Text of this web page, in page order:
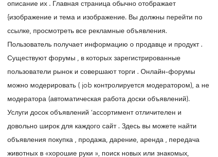
описание их . Главная страница обычно отображает
{изображение и тема и изображение. Вы должны перейти по
ссылке, просмотреть все рекламные объявления.
Пользователь получает информацию о продавце и продукт .
Существуют форумы , в которых зарегистрированные
пользователи рынок и совершают торги . Онлайн-форумы
можно модерировать ( job контролируется модератором), а не
модератора (автоматическая работа доски объявлений).
Услуги досок объявлений ‘ассортимент отличителен и
довольно широк для каждого сайт . Здесь вы можете найти
объявления покупка , продажа, дарение, аренда , передача
животных в «хорошие руки », поиск новых или знакомых,